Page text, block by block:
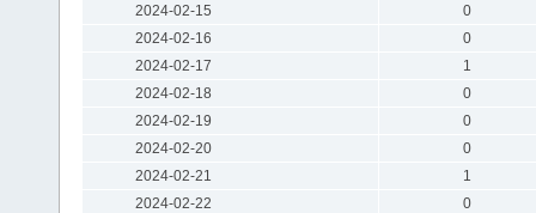
2024-02-15
0
2024-02-16
0
2024-02-17
1
2024-02-18
0
2024-02-19
0
2024-02-20
0
2024-02-21
1
2024-02-22
0